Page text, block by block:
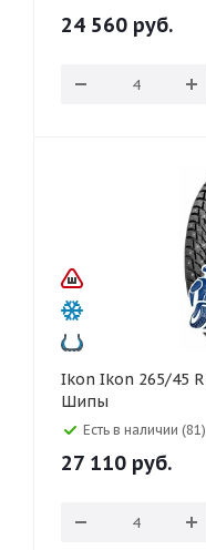
24 560 руб.
Ikon Ikon 265/45 R21 Autograph Ice 9 SUV 108T
Шипы
Есть в наличии (81)
27 110 руб.